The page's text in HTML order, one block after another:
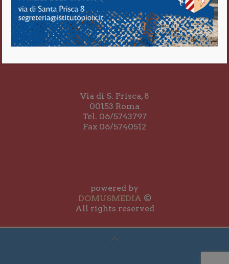
Via di S. Prisca, 8
00153 Roma
Tel. 06/5743797
Fax 06/5740512
powered by
DOMUSMEDIA ©
All rights reserved